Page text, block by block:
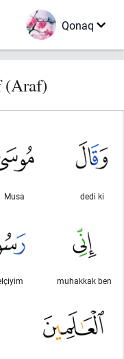
Qonaq
(Araf)
dedi ki
Musa
muhakkak ben